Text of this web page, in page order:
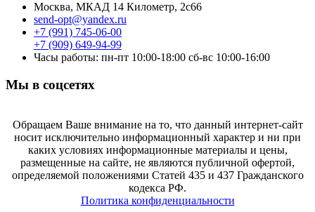
Москва, МКАД 14 Километр, 2с66
send-opt@yandex.ru
+7 (991) 745-06-00
+7 (909) 649-94-99
Часы работы: пн-пт 10:00-18:00 сб-вс 10:00-16:00
Мы в соцсетях
Обращаем Ваше внимание на то, что данный интернет-сайт
носит исключительно информационный характер и ни при
каких условиях информационные материалы и цены,
размещенные на сайте, не являются публичной офертой,
определяемой положениями Статей 435 и 437 Гражданского
кодекса РФ.
Политика конфиденциальности